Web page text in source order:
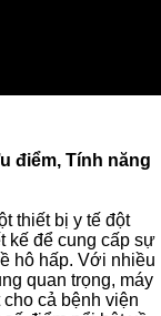
điểm, Tính năng
thiết bị y tế đột
kế để cung cấp sự
hô hấp. Với nhiều
quan trọng, máy
cả bệnh viện